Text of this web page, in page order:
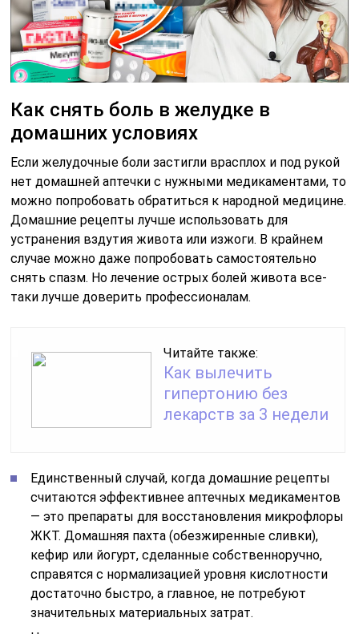
Как снять боль в желудке в
домашних условиях
Если желудочные боли застигли врасплох и под рукой
нет домашней аптечки с нужными медикаментами, то
можно попробовать обратиться к народной медицине.
Домашние рецепты лучше использовать для
устранения вздутия живота или изжоги. В крайнем
случае можно даже попробовать самостоятельно
снять спазм. Но лечение острых болей живота все-
таки лучше доверить профессионалам.
Читайте также:
Как вылечить
гипертонию без
лекарств за 3 недели
Единственный случай, когда домашние рецепты
считаются эффективнее аптечных медикаментов
— это препараты для восстановления микрофлоры
ЖКТ. Домашняя пахта (обезжиренные сливки),
кефир или йогурт, сделанные собственноручно,
справятся с нормализацией уровня кислотности
достаточно быстро, а главное, не потребуют
значительных материальных затрат.